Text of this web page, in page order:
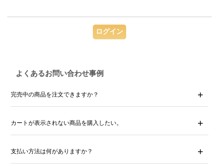
よくあるお問い合わせ事例
完売中の商品を注文できますか？
カートが表示されない商品を購入したい。
支払い方法は何がありますか？